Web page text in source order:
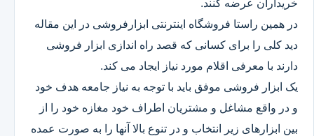
خریداران عرضه کنند.
در همین راستا فروشگاه اینترنتی ابزارفروشی در این مقاله
دید کلی را برای کسانی که قصد راه اندازی ابزار فروشی
دارند با معرفی اقلام مورد نیاز ایجاد می کند.
یک ابزار فروشی موفق باید با توجه به نیاز جامعه هدف خود
و در واقع مشاغل و مشتریان اطراف خود مغازه خود را از
بین ابزارهای زیر انتخاب و در تنوع بالا آنها را به صورت عمده